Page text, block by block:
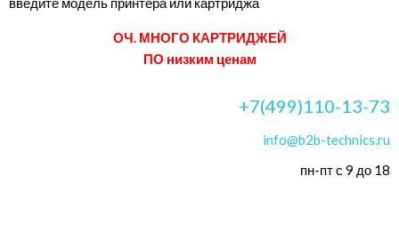
ОЧ. МНОГО КАРТРИДЖЕЙ
ПО низким ценам
+7(499)110-13-73
info@b2b-technics.ru
пн-пт с 9 до 18